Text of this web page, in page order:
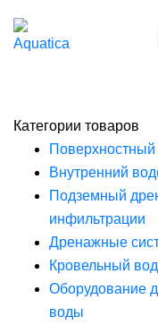
Категории товаров
Внутренний
Подземный
инфильтрации
Дренажные
Кровельный
Оборудование
воды